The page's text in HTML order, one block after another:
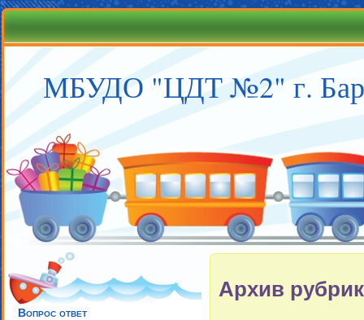
МБУДО "ЦДТ №2" г.
Вопрос ответ
Архив